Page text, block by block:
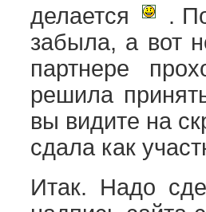
делается
.
забыла, а вот
партнере
решила
вы видите на
сдала как
Итак. Надо